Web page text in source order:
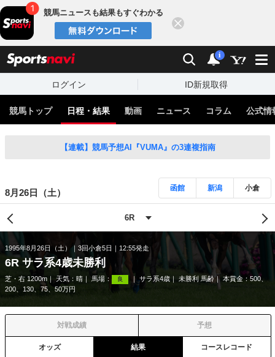
競馬ニュースも結果もすぐわかる
検索 通知
i
ログイン ID新規取得
競馬トップ 日程・結果 動画 ニュース コラム 公式情
【連載】競馬予想AI『VUMA』の3連複指南
8月26日（土） 函館 新潟 小倉
1995年8月26日（土） 3回小倉5日 12:55発走
6R サラ系4歳未勝利
芝・右 1200m 天気： 晴 馬場： 良 サラ系4歳 未勝利 馬齢
本賞金：500、
200、130、75、50万円
対戦成績 予想
オッズ 結果 コースレコード